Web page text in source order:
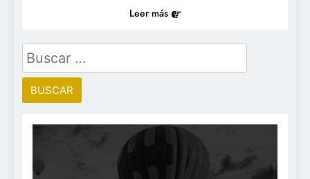
Leer más
Buscar: